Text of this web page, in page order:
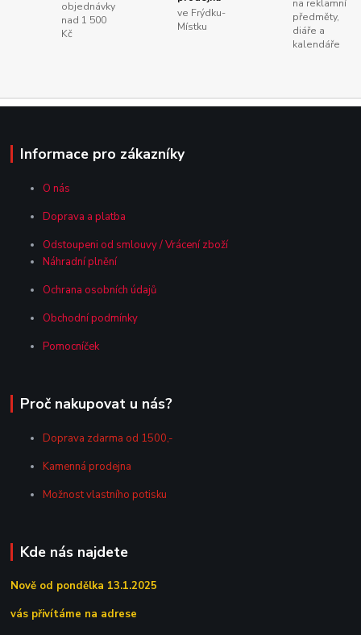
objednávky
nad 1 500
Kč
ve Frýdku-
Místku
na reklamní
předměty,
diáře a
kalendáře
Informace pro zákazníky
O nás
Doprava a platba
Odstoupeni od smlouvy / Vrácení zboží
Náhradní plnění
Ochrana osobních údajů
Obchodní podmínky
Pomocníček
Proč nakupovat u nás?
Doprava zdarma od 1500,-
Kamenná prodejna
Možnost vlastního potisku
Kde nás najdete
Nově od pondělka 13.1.2025
vás přivítáme na adrese